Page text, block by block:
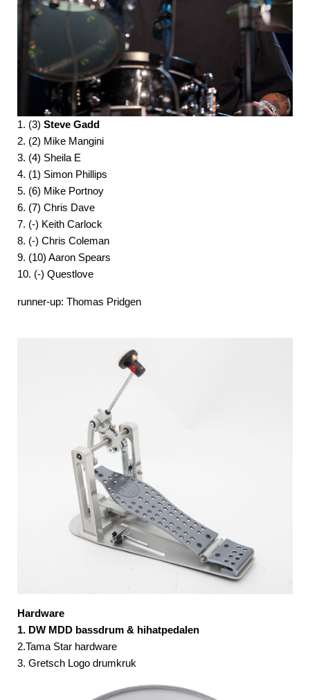
1. (3) Steve Gadd
2. (2) Mike Mangini
3. (4) Sheila E
4. (1) Simon Phillips
5. (6) Mike Portnoy
6. (7) Chris Dave
7. (-) Keith Carlock
8. (-) Chris Coleman
9. (10) Aaron Spears
10. (-) Questlove
runner-up: Thomas Pridgen
Hardware
1. DW MDD bassdrum & hihatpedalen
2.Tama Star hardware
3. Gretsch Logo drumkruk